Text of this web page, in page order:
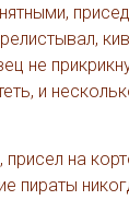
не
и
на
пираты